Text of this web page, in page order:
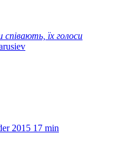
їх голоси
2015 17 min